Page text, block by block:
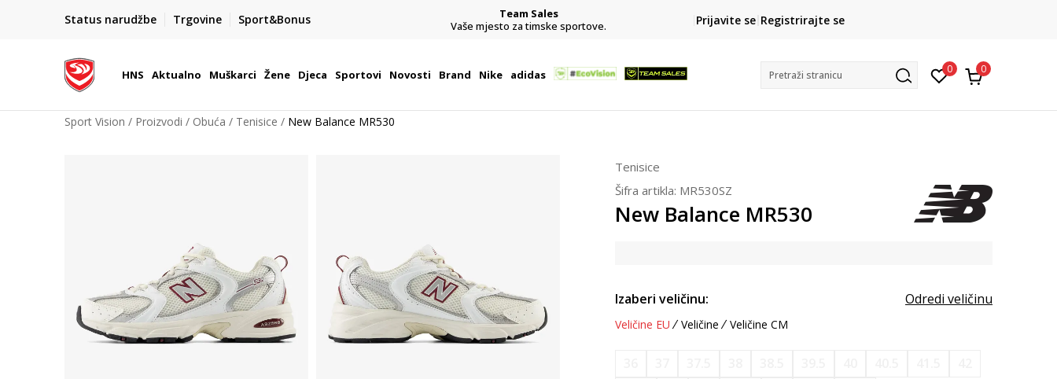
Status narudžbe Trgovine Sport&Bonus
BOX NOW
Dostava 1,50 €
| Više od 800 paketomata u Hrvatskoj
Team Sales
Vaše mjesto za timske sportove.
CLICK& COLLECT
besplatno preuzimanje u trgovini
Prijavite se Registrirajte se
HNS Aktualno Muškarci Žene Djeca Sportovi Novosti Brand Nike adidas Pretraži stranicu 0 0
Sport Vision Proizvodi Obuća Tenisice New Balance MR530
Tenisice
Šifra artikla: MR530SZ
New Balance MR530
Izaberi veličinu: Odredi veličinu
Veličine EU Veličine Veličine CM